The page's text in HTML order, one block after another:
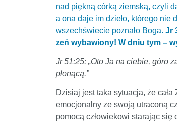
nad piękną córką ziemską, czyli
a ona daje im dzieło, którego nie
wszechświecie poznało Boga. Jr
zeń wybawiony! W dniu tym –
Jr 51:25: „Oto Ja na ciebie, góro
płonącą.”
Dzisiaj jest taka sytuacja, że
emocjonalny ze swoją utraconą
pomocą człowiekowi starając się